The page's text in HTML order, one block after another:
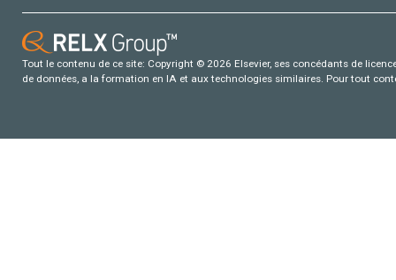
Tout le contenu de ce site: Copyright © 2026 Elsevier, ses concédants de
de données, a la formation en IA et aux technologies similaires. Pour tout